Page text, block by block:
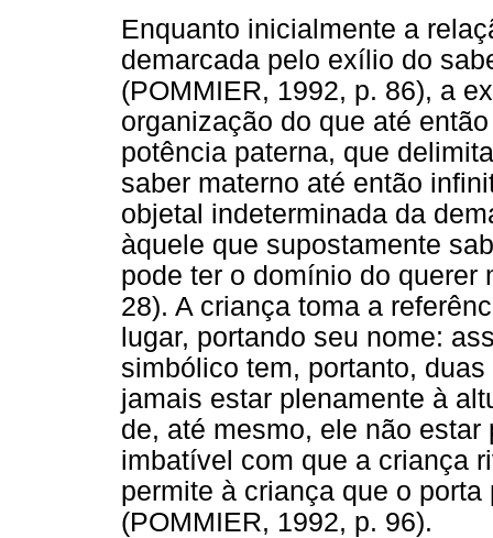
Enquanto inicialmente a
demarcada pelo exílio do
(POMMIER, 1992, p. 86), a
organização do que até
potência paterna, que
saber materno até então
objetal indeterminada da
àquele que supostamente
pode ter o domínio do querer
28). A criança toma a
lugar, portando seu nome:
simbólico tem, portanto,
jamais estar plenamente à
de, até mesmo, ele não
imbatível com que a criança
permite à criança que o
(POMMIER, 1992, p. 96).